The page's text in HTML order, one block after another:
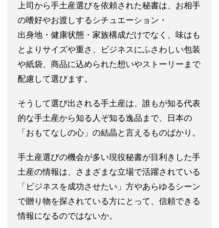
上司から手土産選びを依頼された秘書は、お相手
の嗜好やお渡しするシチュエーション・
出身地・健康状態・家族構成だけでなく、味はも
とよりサイズや重さ、ビジネスにふさわしい包装
や紙袋、商品に込められた想いやストーリーまで
配慮して選びます。
そうして選び出される手土産は、誰もが知る代表
的な手土産から知る人ぞ知る逸品まで、日本の
「おもてなしの心」の結晶と言えるものばかり。
手土産選びの機会が多い現役秘書が目利きした手
土産の情報は、さまざまな立場で活躍されている
「ビジネスを成功させたい」方やあらゆるシーン
で贈り物を探されている方にとって、信頼できる
情報になるのではないか。